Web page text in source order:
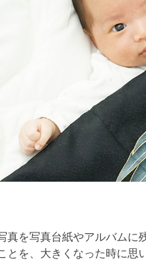
を写真台紙やアルバムに
を、大きくなった時に思